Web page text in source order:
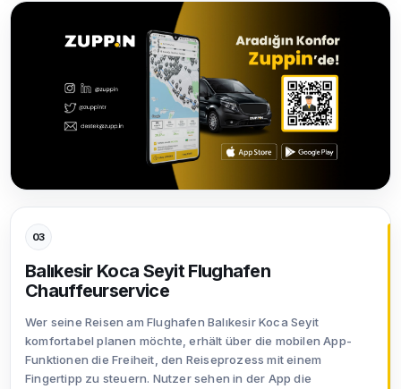
03
Balıkesir Koca Seyit Flughafen
Chauffeurservice
Wer seine Reisen am Flughafen Balıkesir Koca Seyit
komfortabel planen möchte, erhält über die mobilen App-
Funktionen die Freiheit, den Reiseprozess mit einem
Fingertipp zu steuern. Nutzer sehen in der App die